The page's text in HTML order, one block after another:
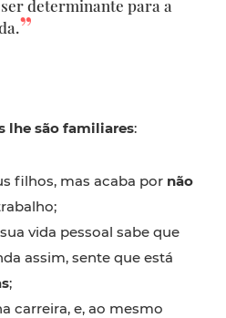
determinante para a
lhe são familiares:
filhos, mas acaba por não
vida pessoal sabe que
assim, sente que está
;
carreira, e, ao mesmo